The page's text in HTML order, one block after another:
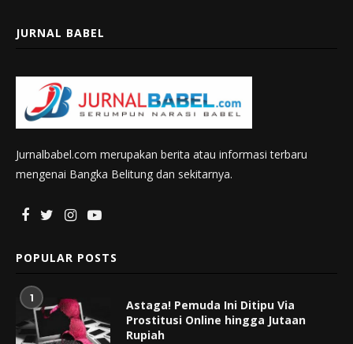
JURNAL BABEL
Jurnalbabel.com merupakan berita atau informasi terbaru
mengenai Bangka Belitung dan sekitarnya.
POPULAR POSTS
1
Astaga! Pemuda Ini Ditipu Via
Prostitusi Online hingga Jutaan
Rupiah